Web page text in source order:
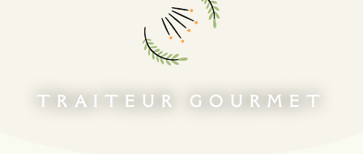
TRAITEUR GOURMET